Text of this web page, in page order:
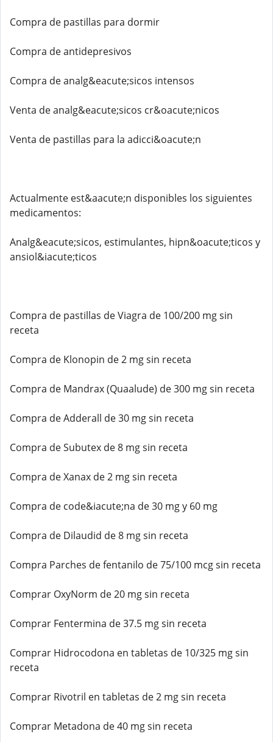
Compra de pastillas para dormir
Compra de antidepresivos
Compra de analg&eacute;sicos intensos
Venta de analg&eacute;sicos cr&oacute;nicos
Venta de pastillas para la adicci&oacute;n
Actualmente est&aacute;n disponibles los siguientes
medicamentos:
Analg&eacute;sicos, estimulantes, hipn&oacute;ticos y
ansiol&iacute;ticos
Compra de pastillas de Viagra de 100/200 mg sin
receta
Compra de Klonopin de 2 mg sin receta
Compra de Mandrax (Quaalude) de 300 mg sin receta
Compra de Adderall de 30 mg sin receta
Compra de Subutex de 8 mg sin receta
Compra de Xanax de 2 mg sin receta
Compra de code&iacute;na de 30 mg y 60 mg
Compra de Dilaudid de 8 mg sin receta
Compra Parches de fentanilo de 75/100 mcg sin receta
Comprar OxyNorm de 20 mg sin receta
Comprar Fentermina de 37.5 mg sin receta
Comprar Hidrocodona en tabletas de 10/325 mg sin
receta
Comprar Rivotril en tabletas de 2 mg sin receta
Comprar Metadona de 40 mg sin receta